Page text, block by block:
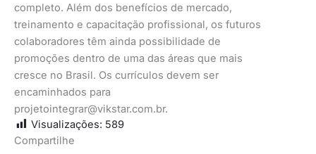
completo. Além dos benefícios de mercado,
treinamento e capacitação profissional, os futuros
colaboradores têm ainda possibilidade de
promoções dentro de uma das áreas que mais
cresce no Brasil. Os currículos devem ser
encaminhados para
projetointegrar@vikstar.com.br.
Visualizações: 589
Compartilhe